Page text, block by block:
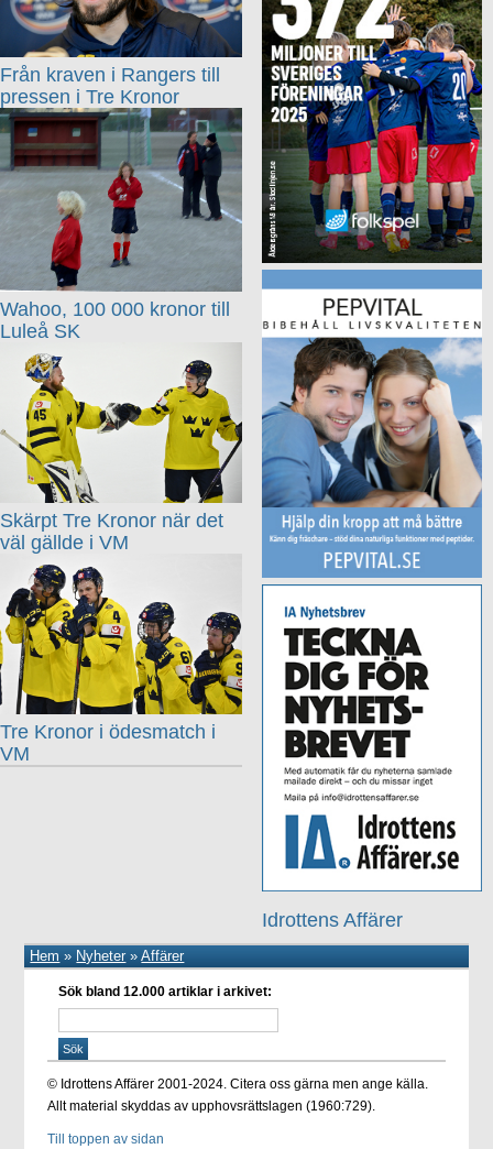
Idrottens Affärer
Från kraven i Rangers till
pressen i Tre Kronor
Wahoo, 100 000 kronor till
Luleå SK
Skärpt Tre Kronor när det
väl gällde i VM
Tre Kronor i ödesmatch i
VM
Hem » Nyheter»Affärer
Sök bland 12.000 artiklar i arkivet:
© Idrottens Affärer 2001-2024. Citera oss gärna men ange källa.
Allt material skyddas av upphovsrättslagen (1960:729).
Till toppen av sidan